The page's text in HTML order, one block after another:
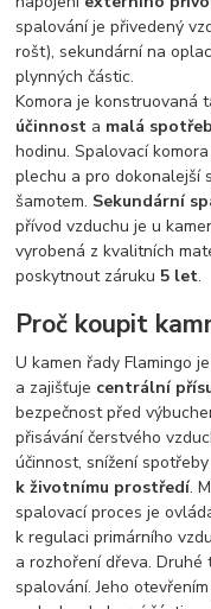
spalování je přivedený
rošt), sekundární na
plynných částic.
Komora je konstruovaná
účinnost a malá
hodinu. Spalovací
plechu a pro dokonalejší
šamotem. Sekundární
přívod vzduchu je u
vyrobená z kvalitních
poskytnout záruku 5 let.
Proč koupit
U kamen řady Flamingo
a zajišťuje centrální
bezpečnost před
přisávání čerstvého
účinnost, snížení
k životnímu prostředí.
spalovací proces je
k regulaci primárního
a rozhoření dřeva.
spalování. Jeho